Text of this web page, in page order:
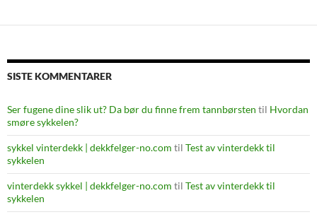
SISTE KOMMENTARER
Ser fugene dine slik ut? Da bør du finne frem tannbørsten til Hvordan
smøre sykkelen?
sykkel vinterdekk | dekkfelger-no.com til Test av vinterdekk til
sykkelen
vinterdekk sykkel | dekkfelger-no.com til Test av vinterdekk til
sykkelen